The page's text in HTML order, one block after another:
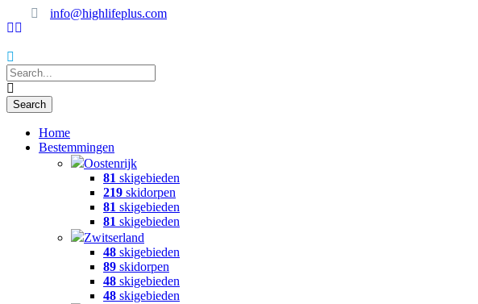
info@highlifeplus.com
Home
Bestemmingen
Oostenrijk
81 skigebieden
219 skidorpen
81 skigebieden
81 skigebieden
Zwitserland
48 skigebieden
89 skidorpen
48 skigebieden
48 skigebieden